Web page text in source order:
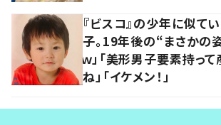
『ビスコ』の少年に似て
子。19年後の“まさかの
ｗ」「美形男子要素持っ
ね」「イケメン！」